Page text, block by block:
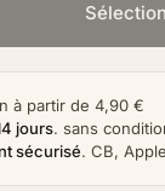
à partir de 4,90 €
jours. sans
sécurisé. CB,